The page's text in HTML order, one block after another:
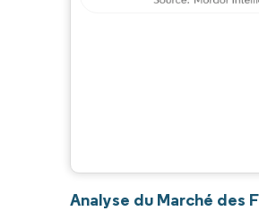
Analyse du Marché des